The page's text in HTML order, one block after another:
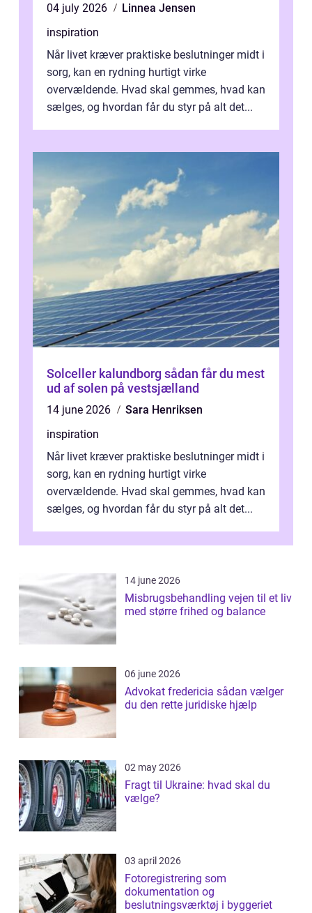
04 july 2026
Linnea Jensen
inspiration
Når livet kræver praktiske beslutninger midt i
sorg, kan en rydning hurtigt virke
overvældende. Hvad skal gemmes, hvad kan
sælges, og hvordan får du styr på alt det...
Solceller kalundborg sådan får du mest
ud af solen på vestsjælland
14 june 2026
Sara Henriksen
inspiration
Når livet kræver praktiske beslutninger midt i
sorg, kan en rydning hurtigt virke
overvældende. Hvad skal gemmes, hvad kan
sælges, og hvordan får du styr på alt det...
14 june 2026
Misbrugsbehandling vejen til et liv
med større frihed og balance
06 june 2026
Advokat fredericia sådan vælger
du den rette juridiske hjælp
02 may 2026
Fragt til Ukraine: hvad skal du
vælge?
03 april 2026
Fotoregistrering som
dokumentation og
beslutningsværktøj i byggeriet